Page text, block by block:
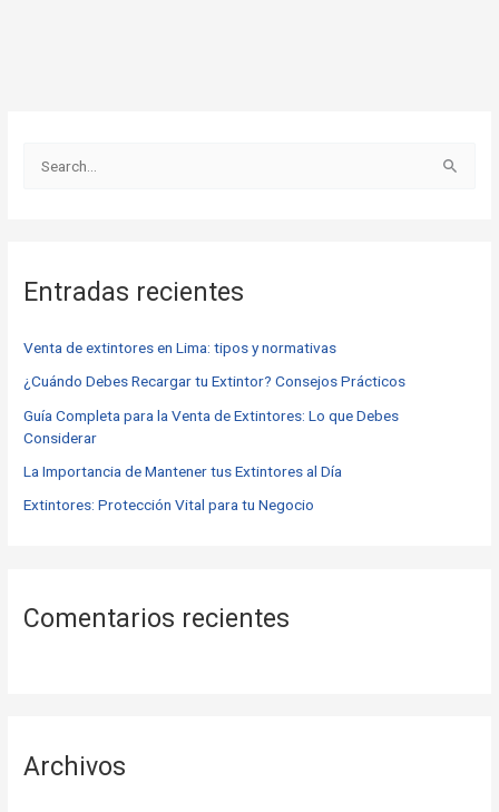
a
p
o
r
:
Entradas recientes
Venta de extintores en Lima: tipos y normativas
¿Cuándo Debes Recargar tu Extintor? Consejos Prácticos
Guía Completa para la Venta de Extintores: Lo que Debes
Considerar
La Importancia de Mantener tus Extintores al Día
Extintores: Protección Vital para tu Negocio
Comentarios recientes
Archivos